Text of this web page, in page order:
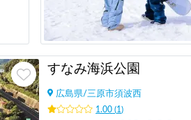
すなみ海浜公園
広島県/三原市須波西
1.00 (1)